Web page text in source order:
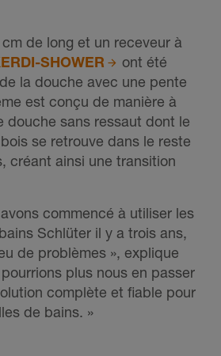
de long et un receveur à
SHOWER
ont été
la douche avec une pente
est conçu de manière à
douche sans ressaut dont le
se retrouve dans le reste
créant ainsi une transition
commencé à utiliser les
Schlüter il y a trois ans,
de problèmes », explique
plus nous en passer
complète et fiable pour
de bains. »